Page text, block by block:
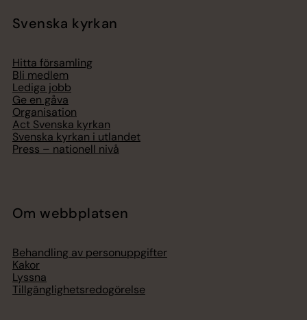
Svenska kyrkan
Hitta församling
Bli medlem
Lediga jobb
Ge en gåva
Organisation
Act Svenska kyrkan
Svenska kyrkan i utlandet
Press – nationell nivå
Om webbplatsen
Behandling av personuppgifter
Kakor
Lyssna
Tillgänglighetsredogörelse